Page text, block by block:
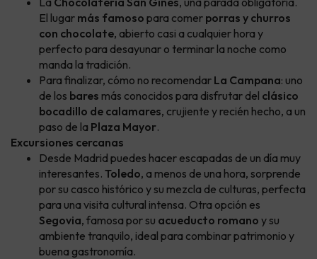
El lugar más famoso para comer porras y churros
con chocolate, abierto casi a cualquier hora y
perfecto para desayunar o terminar la noche como
manda la tradición.
Para finalizar, cómo no recomendar La Campana: uno
de los bares más conocidos para disfrutar del clásico
bocadillo de calamares, crujiente y recién hecho, a un
paso de la Plaza Mayor.
Excursiones cercanas
Desde Madrid puedes hacer escapadas de un día muy
interesantes. Toledo, a menos de una hora, sorprende
por su casco histórico y su mezcla de culturas, perfecta
para una visita cultural intensa. Otra opción es
Segovia, famosa por su acueducto romano y su
ambiente tranquilo, ideal para combinar patrimonio y
buena gastronomía.